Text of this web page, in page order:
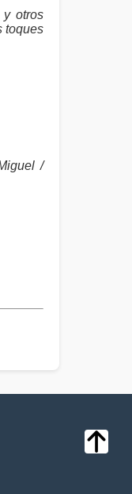
otros
toques
/